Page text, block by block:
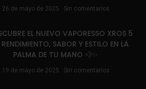
26 de mayo de 2025 Sin comentarios
EL NUEVO VAPORESSO XROS 5
SABOR Y ESTILO EN LA
PALMA DE TU MANO 💨✨
19 de mayo de 2025 Sin comentarios